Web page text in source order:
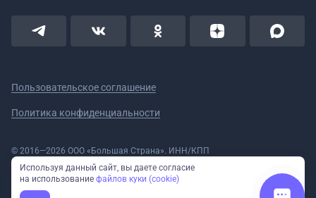
Пользовательское соглашение
Политика конфиденциальности
© 2016—2026 ООО «Большая Страна». ИНН/КПП
5908078160/590801001 ОГРН 1185958020533
Номер в реестре Роскомнадзора № 59-18-006319 (Приказ № 321 от
11.10.2018)
Полное или частичное копирование изображений и текстов возможно
Используя данный сайт, вы даете согласие
на использование файлов куки (cookie)